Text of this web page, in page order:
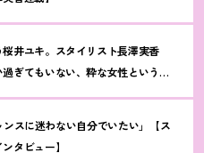
井ユキ。スタイリスト長澤実香
過ぎてもいない、粋な女性という印
ンスに迷わない自分でいたい」【ス
タビュー】